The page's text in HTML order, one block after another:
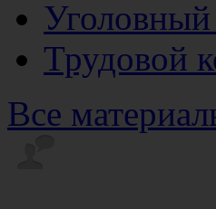
Уголовный
Трудовой
Все